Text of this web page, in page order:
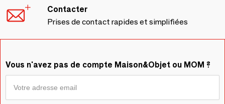
Contacter
Prises de contact rapides et simplifiées
Vous n'avez pas de compte Maison&Objet ou MOM ?